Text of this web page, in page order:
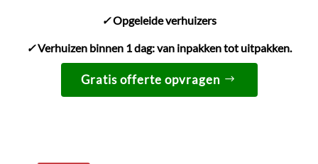
✓Opgeleide verhuizers
✓Verhuizen binnen 1 dag: van inpakken tot uitpakken.
Gratis offerte opvragen